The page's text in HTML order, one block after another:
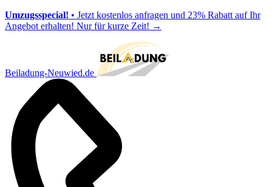
Umzugsspecial! • Jetzt kostenlos anfragen und 23% Rabatt auf Ihr
Angebot erhalten! Nur für kurze Zeit! →
Beiladung-Neuwied.de